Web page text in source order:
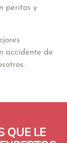
peritos y
accidente de
QUE LE